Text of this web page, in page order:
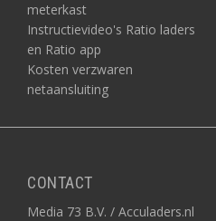
meterkast
Instructievideo's Ratio laders
en Ratio app
Kosten verzwaren
netaansluiting
CONTACT
Media 73 B.V. / Acculaders.nl